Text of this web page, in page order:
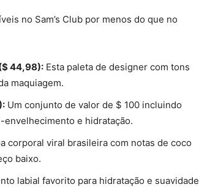
no Sam’s Club por menos do que no
44,98): Esta paleta de designer com tons
maquiagem.
Um conjunto de valor de $ 100 incluindo
e hidratação.
corporal viral brasileira com notas de coco
baixo.
labial favorito para hidratação e suavidade